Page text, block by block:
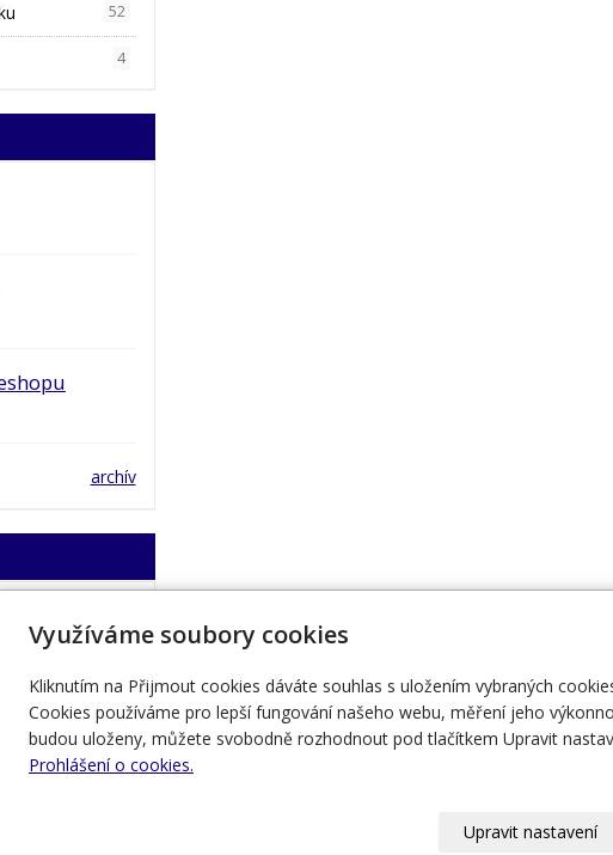
52
4
archív
+420 221 474 111 Naše
Využíváme soubory cookies
Kliknutím na Přijmout cookies dáváte souhlas s uložením vybraných
Cookies používáme pro lepší fungování našeho webu, měření jeho
budou uloženy, můžete svobodně rozhodnout pod tlačítkem Upravit
Prohlášení o cookies.
Upravit nastavení